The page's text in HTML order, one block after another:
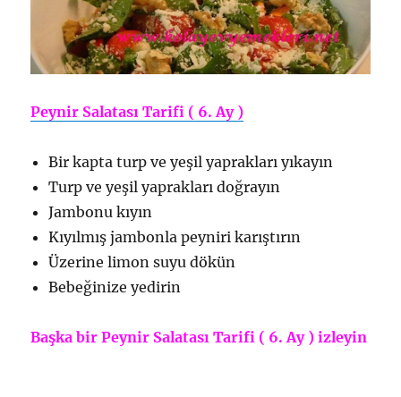
Peynir Salatası Tarifi ( 6. Ay )
Bir kapta turp ve yeşil yaprakları yıkayın
Turp ve yeşil yaprakları doğrayın
Jambonu kıyın
Kıyılmış jambonla peyniri karıştırın
Üzerine limon suyu dökün
Bebeğinize yedirin
Başka bir Peynir Salatası Tarifi ( 6. Ay ) izleyin